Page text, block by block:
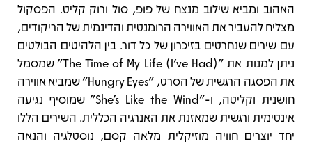
האהוב ומביא שילוב מנצח של פופ, סול ורוק קליט. הפסקול
מצליח להעביר את האווירה הרומנטית והדינמית של הריקודים,
עם שירים שנחרטים בזיכרון של כל דור. בין הלהיטים הבולטים
ניתן למנות את "(I've Had) The Time of My Life" שמסמל
את הפסגה הרגשית של הסרט, "Hungry Eyes" שמביא אווירה
חושנית וקליטה, ו-"She's Like the Wind" שמוסיף נגיעה
אינטימית ורגשית שמאזנת את האנרגיה הכללית. השירים הללו
יחד יוצרים חוויה מוזיקלית מלאה קסם, נוסטלגיה והנאה